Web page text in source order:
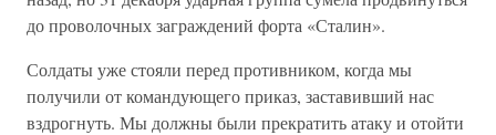
до проволочных заграждений форта «Сталин».
Солдаты уже стояли перед противником, когда мы
получили от командующего приказ, заставивший нас
вздрогнуть. Мы должны были прекратить атаку и отойти